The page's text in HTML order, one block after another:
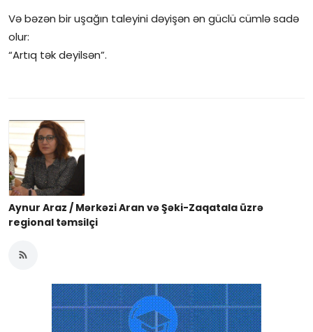
Və bəzən bir uşağın taleyini dəyişən ən güclü cümlə sadə
olur:
“Artıq tək deyilsən”.
Aynur Araz / Mərkəzi Aran və Şəki-Zaqatala üzrə
regional təmsilçi